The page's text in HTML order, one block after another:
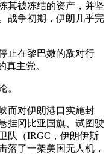
其被冻结的资产，并坚
战争初期，伊朗几乎完
止在黎巴嫩的敌对行
真主党。
。
而对伊朗港口实施封
挂冈比亚国旗、试图驶
队（IRGC，伊朗伊斯
落了一架美国无人机，